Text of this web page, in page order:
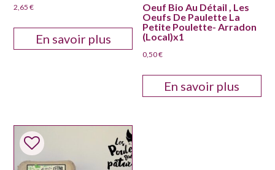
2,65€
En savoir plus
Oeuf Bio Au Détail , Les
Oeufs De Paulette La
Petite Poulette- Arradon
(Local)x1
0,50€
En savoir plus